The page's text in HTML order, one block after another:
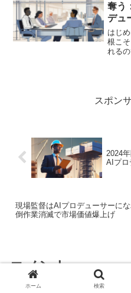
奪う
デュ
はじ
根こ
れる
スポン
2024
AIプロ
現場監督はAIプロデューサーに
倒作業消滅で市場価値爆上げ
コメント
ホーム 検索